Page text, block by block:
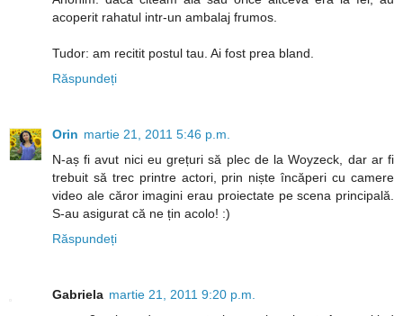
acoperit rahatul intr-un ambalaj frumos.
Tudor: am recitit postul tau. Ai fost prea bland.
Răspundeți
Orin martie 21, 2011 5:46 p.m.
N-aș fi avut nici eu grețuri să plec de la Woyzeck, dar ar fi
trebuit să trec printre actori, prin niște încăperi cu camere
video ale căror imagini erau proiectate pe scena principală.
S-au asigurat că ne țin acolo! :)
Răspundeți
Gabriela martie 21, 2011 9:20 p.m.